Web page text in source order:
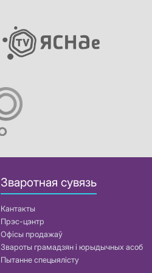
Зваротная сувязь
Кантакты
Прэс-цэнтр
Офісы продажаў
Звароты грамадзян і юрыдычных асоб
Пытанне спецыялісту